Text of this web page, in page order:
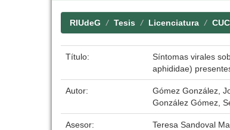
RIUdeG Tesis Licenciatura
Título:
Síntomas virales
aphididae)
Autor:
Gómez González,
González Gómez,
Asesor: Teresa Sandoval